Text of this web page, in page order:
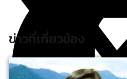
ข่าวที่เกี่ยวข้อง